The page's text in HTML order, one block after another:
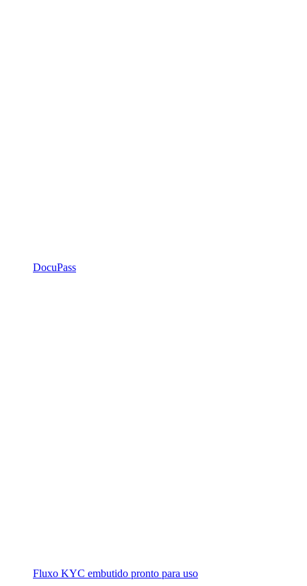
DocuPass
Fluxo KYC embutido pronto para uso